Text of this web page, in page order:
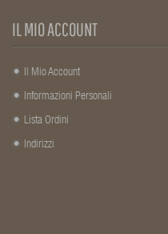
IL MIO ACCOUNT
Il Mio Account
Informazioni Personali
Lista Ordini
Indirizzi